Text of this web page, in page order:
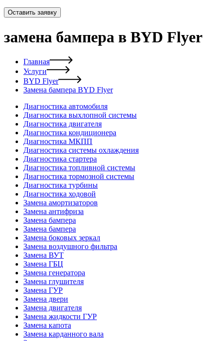
Оставить заявку
замена бампера в BYD Flyer
Главная
Услуги
BYD Flyer
Замена бампера BYD Flyer
Диагностика автомобиля
Диагностика выхлопной системы
Диагностика двигателя
Диагностика кондиционера
Диагностика МКПП
Диагностика системы охлаждения
Диагностика стартера
Диагностика топливной системы
Диагностика тормозной системы
Диагностика турбины
Диагностика ходовой
Замена амортизаторов
Замена антифриза
Замена бампера
Замена бампера
Замена боковых зеркал
Замена воздушного фильтра
Замена ВУТ
Замена ГБЦ
Замена генератора
Замена глушителя
Замена ГУР
Замена двери
Замена двигателя
Замена жидкости ГУР
Замена капота
Замена карданного вала